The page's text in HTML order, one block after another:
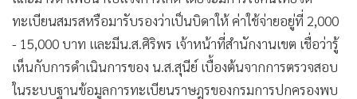
ทะเบียนสมรสหรือมารับรองว่าเป็นบิดาให้ ค่าใช้จ่ายอยู่ที่ 2,000
- 15,000 บาท และมีน.ส.ศิริพร เจ้าหน้าที่สำนักงานเขต เชื่อว่ารู้
เห็นกับการดำเนินการของ น.ส.สุนีย์ เบื้องต้นจากการตรวจสอบ
ในระบบฐานข้อมูลการทะเบียนราษฎรของกรมการปกครองพบ